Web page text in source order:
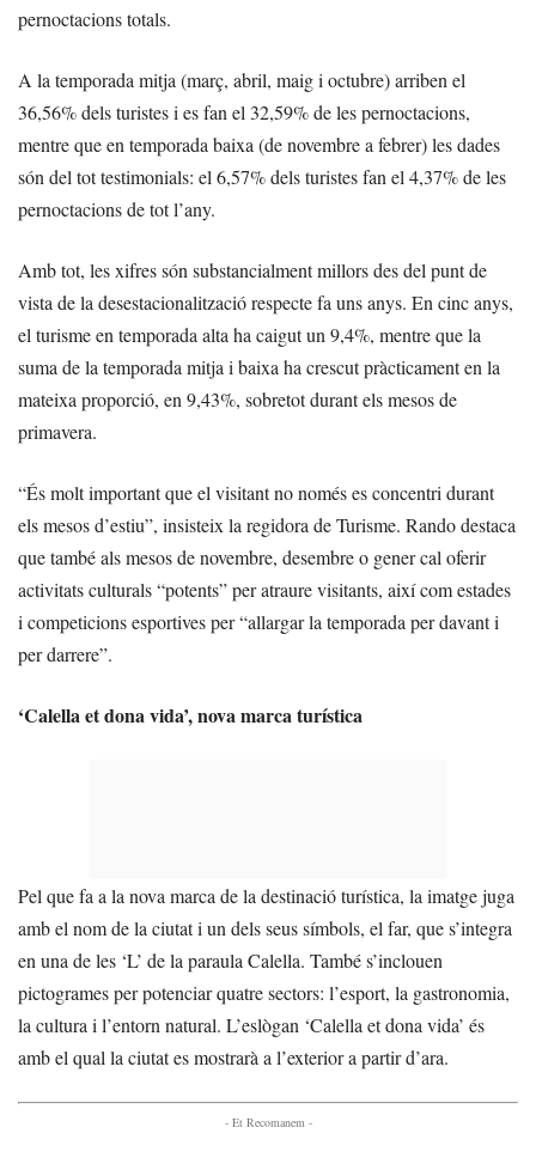
pernoctacions totals.
A la temporada mitja (març, abril, maig i octubre) arriben el
36,56% dels turistes i es fan el 32,59% de les pernoctacions,
mentre que en temporada baixa (de novembre a febrer) les dades
són del tot testimonials: el 6,57% dels turistes fan el 4,37% de les
pernoctacions de tot l’any.
Amb tot, les xifres són substancialment millors des del punt de
vista de la desestacionalització respecte fa uns anys. En cinc anys,
el turisme en temporada alta ha caigut un 9,4%, mentre que la
suma de la temporada mitja i baixa ha crescut pràcticament en la
mateixa proporció, en 9,43%, sobretot durant els mesos de
primavera.
“És molt important que el visitant no només es concentri durant
els mesos d’estiu”, insisteix la regidora de Turisme. Rando destaca
que també als mesos de novembre, desembre o gener cal oferir
activitats culturals “potents” per atraure visitants, així com estades
i competicions esportives per “allargar la temporada per davant i
per darrere”.
‘Calella et dona vida’, nova marca turística
Pel que fa a la nova marca de la destinació turística, la imatge juga
amb el nom de la ciutat i un dels seus símbols, el far, que s’integra
en una de les ‘L’ de la paraula Calella. També s’inclouen
pictogrames per potenciar quatre sectors: l’esport, la gastronomia,
la cultura i l’entorn natural. L’eslògan ‘Calella et dona vida’ és
amb el qual la ciutat es mostrarà a l’exterior a partir d’ara.
- Et Recomanem -